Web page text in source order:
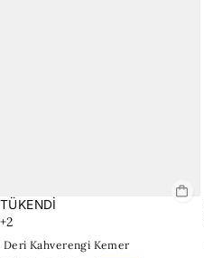
TÜKENDİ
+2
Deri Kahverengi Kemer